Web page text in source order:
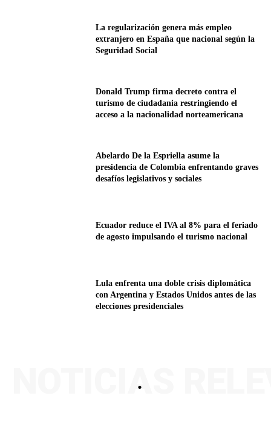
La regularización genera más empleo
extranjero en España que nacional según la
Seguridad Social
Donald Trump firma decreto contra el
turismo de ciudadania restringiendo el
acceso a la nacionalidad norteamericana
Abelardo De la Espriella asume la
presidencia de Colombia enfrentando graves
desafíos legislativos y sociales
Ecuador reduce el IVA al 8% para el feriado
de agosto impulsando el turismo nacional
Lula enfrenta una doble crisis diplomática
con Argentina y Estados Unidos antes de las
elecciones presidenciales
.
NOTICIAS